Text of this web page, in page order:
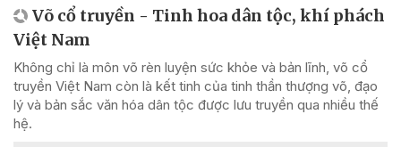
Võ cổ truyền - Tinh hoa dân tộc, khí phách
Việt Nam
Không chỉ là môn võ rèn luyện sức khỏe và bản lĩnh, võ cổ
truyền Việt Nam còn là kết tinh của tinh thần thượng võ, đạo
lý và bản sắc văn hóa dân tộc được lưu truyền qua nhiều thế
hệ.